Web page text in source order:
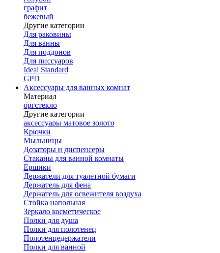
графит
бежевый
Другие категории
Для раковины
Для ванны
Для поддонов
Для писсуаров
Ideal Standard
GPD
Аксессуары для ванных комнат
Материал
оргстекло
Другие категории
аксессуары матовое золото
Крючки
Мыльницы
Дозаторы и диспенсеры
Стаканы для ванной комнаты
Ершики
Держатели для туалетной бумаги
Держатель для фена
Держатель для освежителя воздуха
Стойка напольная
Зеркало косметическое
Полки для душа
Полки для полотенец
Полотенцедержатели
Полки для ванной